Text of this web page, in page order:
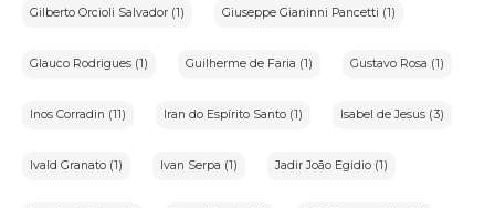
Gilberto Orcioli Salvador (1) Giuseppe Gianinni Pancetti (1)
Glauco Rodrigues (1) Guilherme de Faria (1) Gustavo Rosa (1)
Inos Corradin (11) Iran do Espírito Santo (1) Isabel de Jesus (3)
Ivald Granato (1) Ivan Serpa (1) Jadir João Egidio (1)